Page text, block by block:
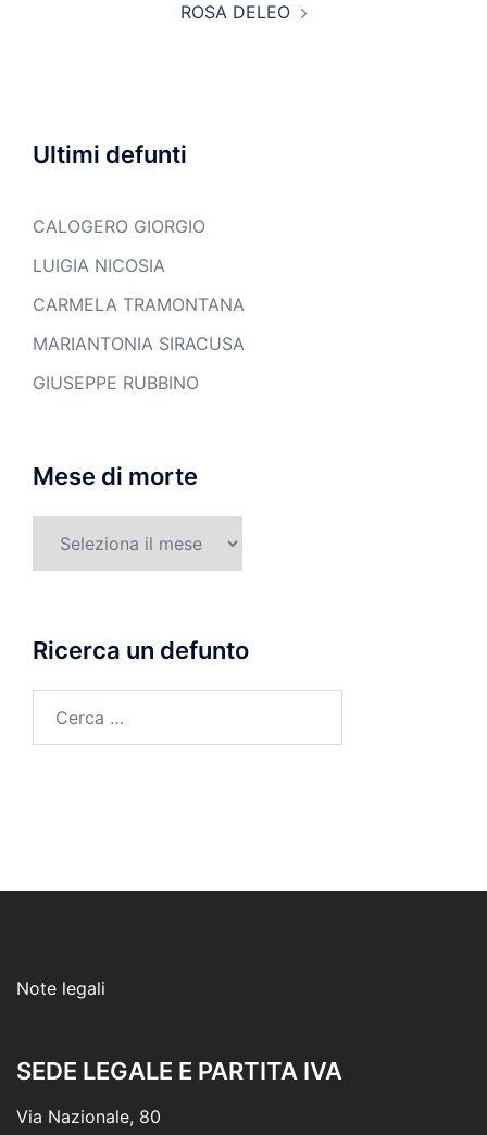
ROSA DELEO
Ultimi defunti
CALOGERO GIORGIO
LUIGIA NICOSIA
CARMELA TRAMONTANA
MARIANTONIA SIRACUSA
GIUSEPPE RUBBINO
Mese di morte
Ricerca un defunto
Note legali
SEDE LEGALE E PARTITA IVA
Via Nazionale, 80